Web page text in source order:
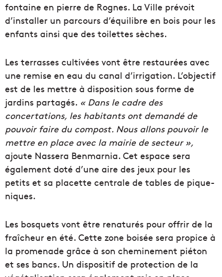
fontaine en pierre de Rognes. La Ville prévoit
d’installer un parcours d’équilibre en bois pour les
enfants ainsi que des toilettes sèches.
Les terrasses cultivées vont être restaurées avec
une remise en eau du canal d’irrigation. L’objectif
est de les mettre à disposition sous forme de
jardins partagés. « Dans le cadre des
concertations, les habitants ont demandé de
pouvoir faire du compost. Nous allons pouvoir le
mettre en place avec la mairie de secteur »,
ajoute Nassera Benmarnia. Cet espace sera
également doté d’une aire des jeux pour les
petits et sa placette centrale de tables de pique-
niques.
Les bosquets vont être renaturés pour offrir de la
fraîcheur en été. Cette zone boisée sera propice à
la promenade grâce à son cheminement piéton
et ses bancs. Un dispositif de protection de la